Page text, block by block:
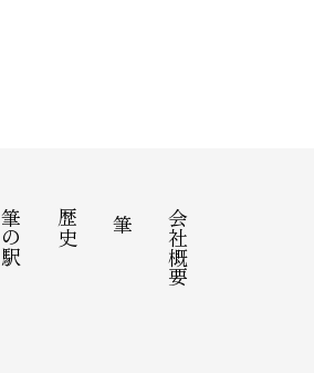
会社概要
筆
歴史
筆の駅